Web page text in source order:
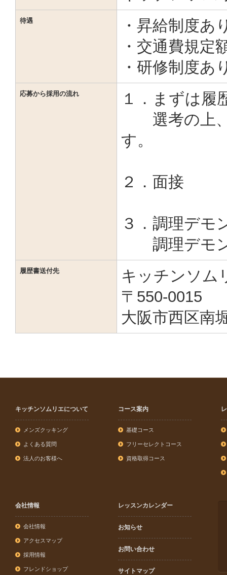
待遇
・昇給制度あ
・交通費規定
・研修制度あ
応募から採用の流れ
１．まずは履
選考の上、
す。
２．面接
３．調理デモ
調理デモン
履歴書送付先
キッチンソム
〒550-0015
大阪市西区南
キッチンソムリエについて
メンズクッキング
よくある質問
法人のお客様へ
コース案内
基礎コース
フリーセレクトコース
資格取得コース
会社情報
会社情報
アクセスマップ
採用情報
フレンドショップ
レッスンカレンダー
お知らせ
お問い合わせ
サイトマップ